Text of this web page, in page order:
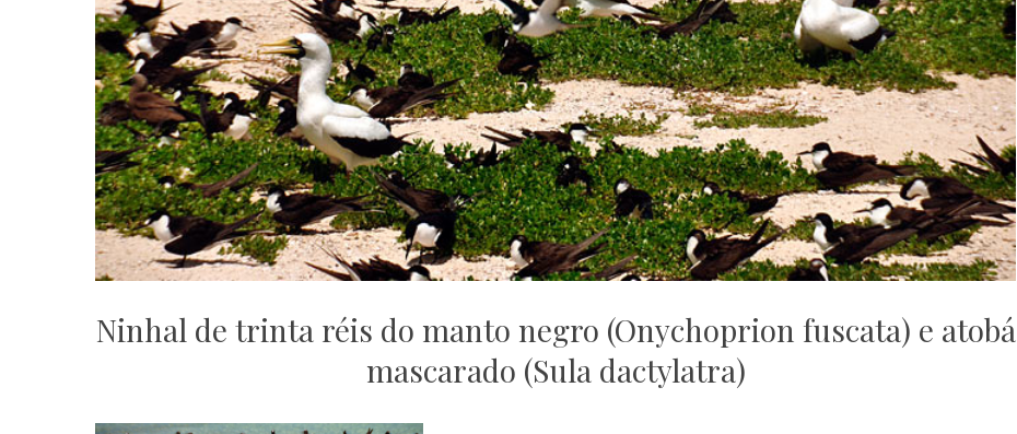
Ninhal de trinta réis do manto negro (Onychoprion fuscata) e atobá
mascarado (Sula dactylatra)